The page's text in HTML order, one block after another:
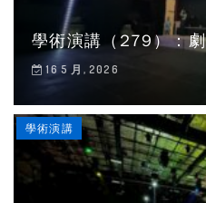
學術演講（279）：
16 5 月, 2026
學術演講